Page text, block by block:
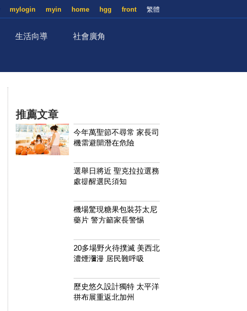
繁體
front
hgg
home
myin
mylogin
生活向導 社會廣角
推薦文章
今年萬聖節不尋常 家長司
機需避開潛在危險
選舉日將近 聖克拉拉選務
處提醒選民須知
機場驚現糖果包裝芬太尼
藥片 警方籲家長警惕
20多場野火待撲滅 美西北
濃煙瀰漫 居民難呼吸
歷史悠久設計獨特 太平洋
拼布展重返北加州